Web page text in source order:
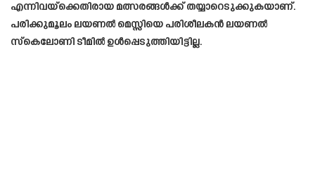
എന്നിവയ്‌ക്കെതിരായ മത്സരങ്ങൾക്ക് തയ്യാറെടുക്കുകയാണ്.
പരിക്കുമൂലം ലയണൽ മെസ്സിയെ പരിശീലകൻ ലയണൽ
സ്കെലോണി ടീമിൽ ഉൾപ്പെടുത്തിയിട്ടില്ല.